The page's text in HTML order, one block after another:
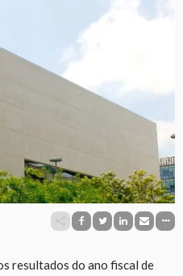
resultados do ano fiscal de